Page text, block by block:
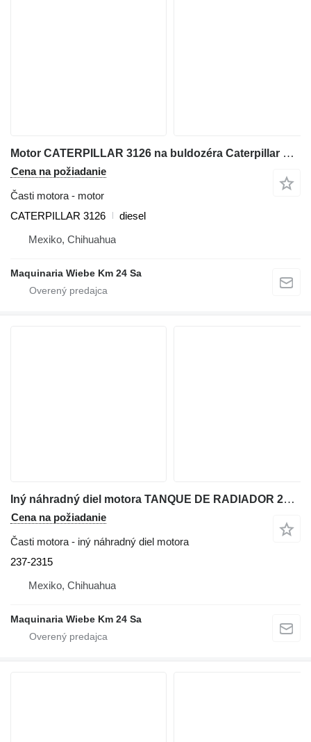
Motor CATERPILLAR 3126 na buldozéra Caterpillar D5N
Cena na požiadanie
Časti motora - motor
CATERPILLAR 3126
diesel
Mexiko, Chihuahua
Maquinaria Wiebe Km 24 Sa
Iný náhradný diel motora TANQUE DE RADIADOR 237-2315 na buldozéra Caterpillar D9R,D9N,D8L
Cena na požiadanie
Časti motora - iný náhradný diel motora
237-2315
Mexiko, Chihuahua
Maquinaria Wiebe Km 24 Sa